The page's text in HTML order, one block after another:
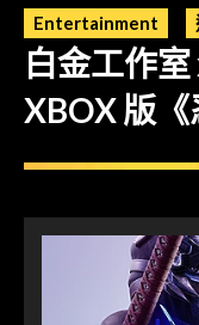
Entertainment
白金工作
XBOX 版